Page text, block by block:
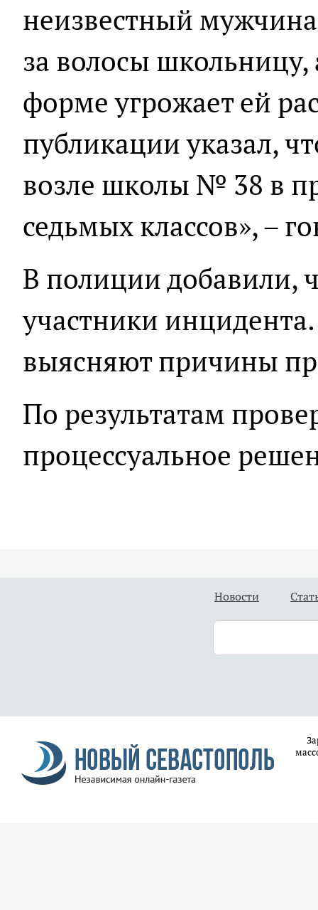
неизвестный
за волосы
форме угрожает ей
публикации указал,
возле школы № 38 в
седьмых классов», –
В полиции добавили,
участники
выясняют причины
По результатам
процессуальное
Новости